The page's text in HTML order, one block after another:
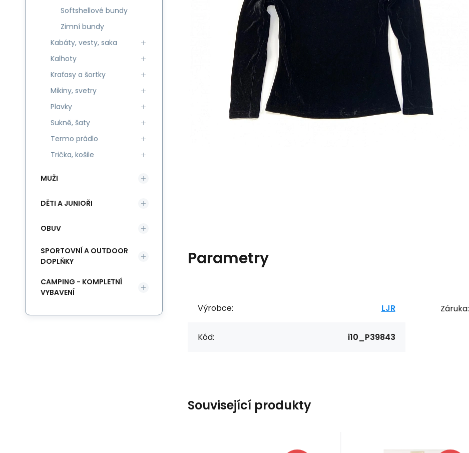
Parametry
Výrobce: LJR
Kód: i10_P39843
Záruka:
Související produkty
Softshellové bundy
Zimní bundy
Kabáty, vesty, saka
Kalhoty
Kraťasy a šortky
Mikiny, svetry
Plavky
Sukně, šaty
Termo prádlo
Trička, košile
MUŽI
DĚTI A JUNIOŘI
OBUV
SPORTOVNÍ A OUTDOOR
DOPLŇKY
CAMPING - KOMPLETNÍ
VYBAVENÍ